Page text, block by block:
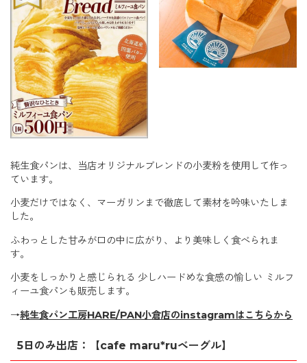
純生食パンは、当店オリジナルブレンドの小麦粉を使用して作っ
ています。
小麦だけではなく、マーガリンまで徹底して素材を吟味いたしま
した。
ふわっとした甘みが口の中に広がり、より美味しく食べられま
す。
小麦をしっかりと感じられる 少しハードめな食感の愉しい ミルフ
ィーユ食パンも販売します。
→純生食パン工房HARE/PAN小倉店のinstagramはこちらから
5日のみ出店：【cafe maru*ruベーグル】